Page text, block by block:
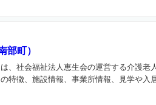
部町）
、社会福祉法人恵生会の運営する介護老
特徴、施設情報、事業所情報、見学や入